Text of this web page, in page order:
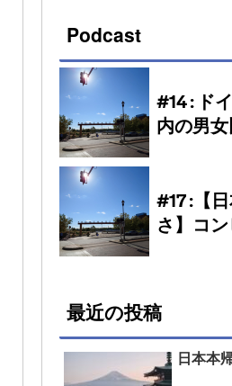
Podcast
最近の投稿
日本本